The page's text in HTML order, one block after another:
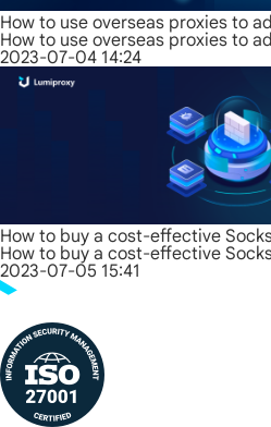
How to use overseas proxies to
How to use overseas proxies to
2023-07-04 14:24
How to buy a cost-effective
How to buy a cost-effective
2023-07-05 15:41